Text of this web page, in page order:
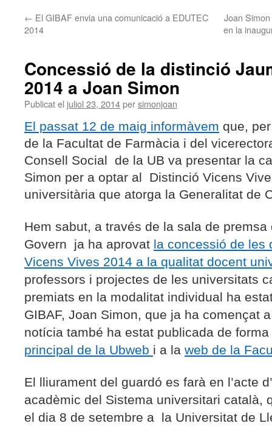
← El GIBAF envia una comunicació a EDUTEC
2014
Joan
en la
Concessió de la distinció
2014 a Joan Simon
Publicat el juliol 23, 2014persimonjoan
El passat 12 de maig informàvem que,
de la Facultat de Farmàcia i del
Consell Social de la UB va presentar la
Simon per a optar al Distinció Vicens
universitària que atorga la Generalitat de
Hem sabut, a través de la sala de
Govern ja ha aprovat la concessió de les
Vicens Vives 2014 a la qualitat docent
professors i projectes de les universitats
premiats en la modalitat individual ha
GIBAF, Joan Simon, que ja ha començat
notícia també ha estat publicada de
principal de la Ubweb i a la web de la
El lliurament del guardó es farà en l’acte
acadèmic del Sistema universitari català,
el dia 8 de setembre a la Universitat de